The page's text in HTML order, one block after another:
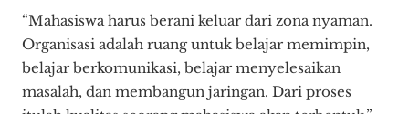
“Mahasiswa harus berani keluar dari zona nyaman.
Organisasi adalah ruang untuk belajar memimpin,
belajar berkomunikasi, belajar menyelesaikan
masalah, dan membangun jaringan. Dari proses